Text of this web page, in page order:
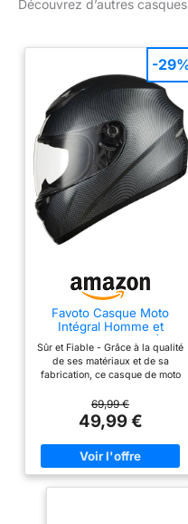
Découvrez d’autres
Favoto Casque Moto
Intégral Homme et
Femme, Carbone L (59-
60cm)
Sûr et Fiable - Grâce à la qualité
de ses matériaux et de sa
fabrication, ce casque de moto
européennes strictes: ECE
22.06. Le label ECE garantit que
le pilote peut porter ce casque
intégral dans toute l'Europe.
Robuste et Durable - Le
matériau EPS monobloc est très
69,99 €
49,99 €
-